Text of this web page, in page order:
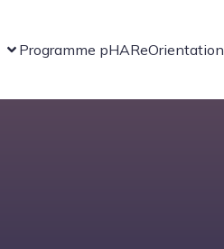
Programme pHAReOrientation